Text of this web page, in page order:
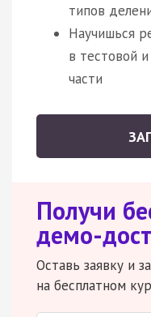
типов
Научишься
в тестовой
части
Получи
демо-
Оставь заявку и
на бесплатном